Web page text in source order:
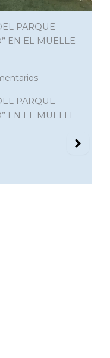
PARQUE
EN EL MUELLE
PARQUE
EN EL MUELLE